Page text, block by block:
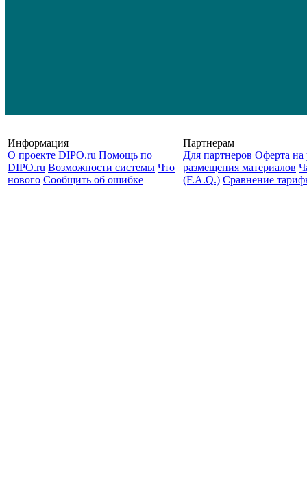
Информация
О проекте DIPO.ru Помощь по
DIPO.ru Возможности системы Что
нового Сообщить об ошибке
Партнерам
Для партнеров Оферта на
размещения материалов
(F.A.Q.) Cравнение